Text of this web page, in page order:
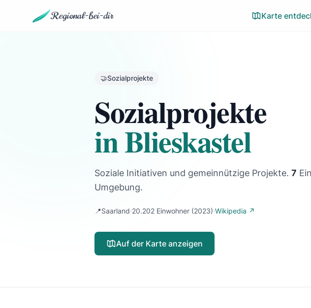
Regional-bei-dir Karte
🤝Sozialprojekte
Sozialprojekte
in Blieskastel
Soziale Initiativen und gemeinnützige Projekte. 7
Umgebung.
📍Saarland·20.202 Einwohner (2023)·Wikipedia ↗
Auf der Karte anzeigen